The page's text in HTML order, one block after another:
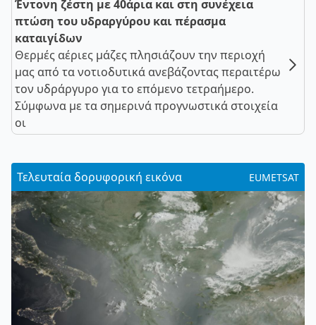
Έντονη ζέστη με 40άρια και στη συνέχεια
πτώση του υδραργύρου και πέρασμα
καταιγίδων
Θερμές αέριες μάζες πλησιάζουν την περιοχή
μας από τα νοτιοδυτικά ανεβάζοντας περαιτέρω
τον υδράργυρο για το επόμενο τετραήμερο.
Σύμφωνα με τα σημερινά προγνωστικά στοιχεία
οι
Τελευταία δορυφορική εικόνα EUMETSAT